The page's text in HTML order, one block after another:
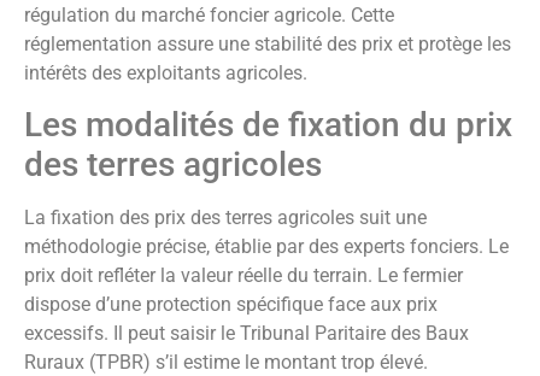
régulation du marché foncier agricole. Cette
réglementation assure une stabilité des prix et protège les
intérêts des exploitants agricoles.
Les modalités de fixation du prix
des terres agricoles
La fixation des prix des terres agricoles suit une
méthodologie précise, établie par des experts fonciers. Le
prix doit refléter la valeur réelle du terrain. Le fermier
dispose d’une protection spécifique face aux prix
excessifs. Il peut saisir le Tribunal Paritaire des Baux
Ruraux (TPBR) s’il estime le montant trop élevé.